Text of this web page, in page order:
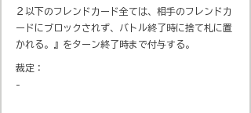
２以下のフレンドカード全ては、相手のフレンドカ
ードにブロックされず、バトル終了時に捨て札に置
かれる。』をターン終了時まで付与する。
裁定：
-